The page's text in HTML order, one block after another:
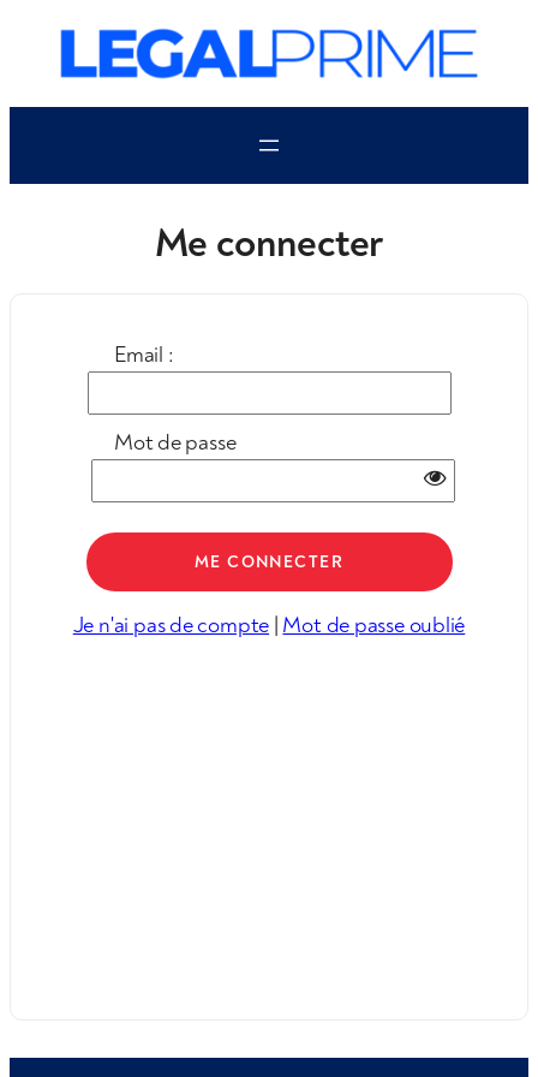
contenu
Me connecter
Email :
Mot de passe
Je n'ai pas de compte | Mot de passe oublié